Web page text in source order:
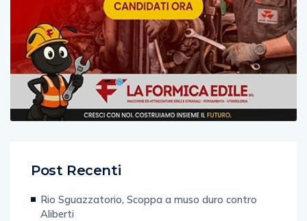
Post Recenti
Rio Sguazzatorio, Scoppa a muso duro contro
Aliberti